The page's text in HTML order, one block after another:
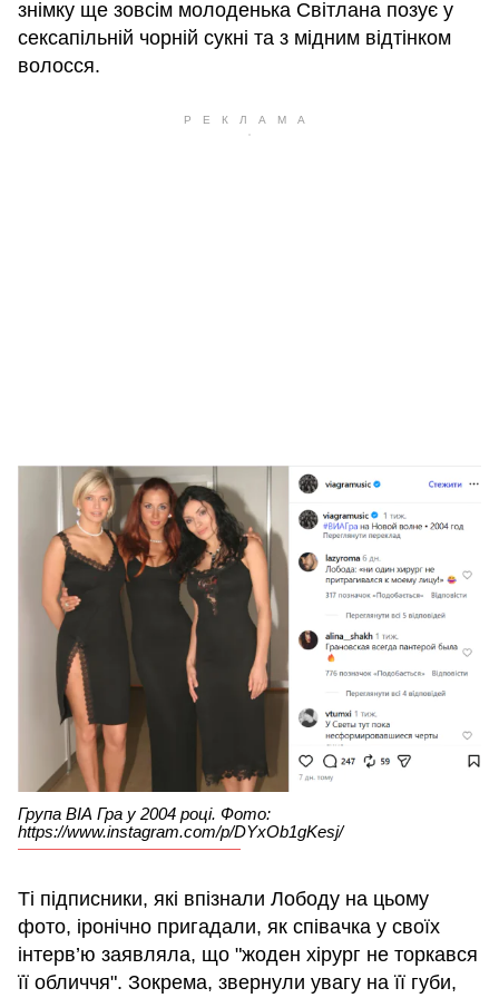
знімку ще зовсім молоденька Світлана позує у
сексапільній чорній сукні та з мідним відтінком
волосся.
Група ВІА Гра у 2004 році. Фото:
https://www.instagram.com/p/DYxOb1gKesj/
Ті підписники, які впізнали Лободу на цьому
фото, іронічно пригадали, як співачка у своїх
інтерв’ю заявляла, що "жоден хірург не торкався
її обличчя". Зокрема, звернули увагу на її губи,